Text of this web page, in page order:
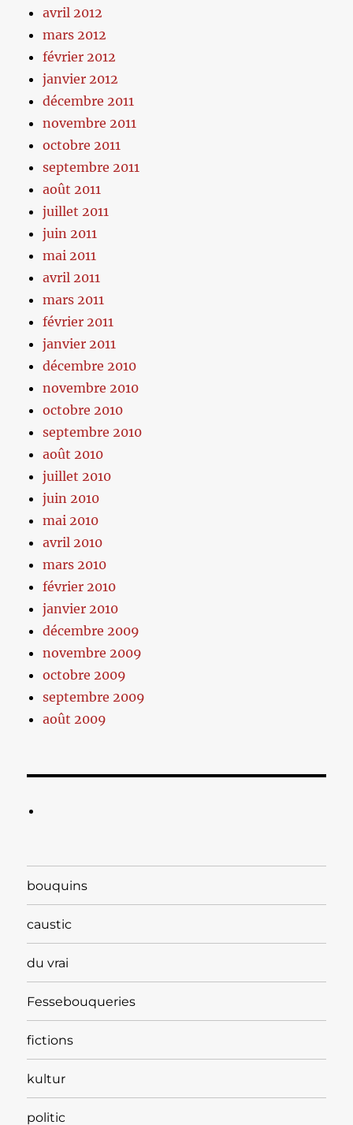
avril 2012
mars 2012
février 2012
janvier 2012
décembre 2011
novembre 2011
octobre 2011
septembre 2011
août 2011
juillet 2011
juin 2011
mai 2011
avril 2011
mars 2011
février 2011
janvier 2011
décembre 2010
novembre 2010
octobre 2010
septembre 2010
août 2010
juillet 2010
juin 2010
mai 2010
avril 2010
mars 2010
février 2010
janvier 2010
décembre 2009
novembre 2009
octobre 2009
septembre 2009
août 2009
bouquins
caustic
du vrai
Fessebouqueries
fictions
kultur
politic